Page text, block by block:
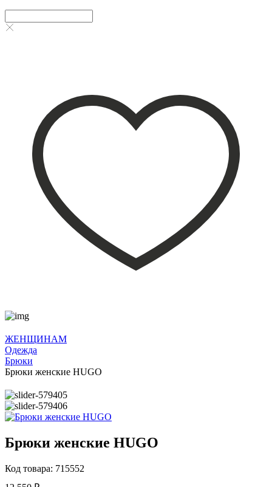
ЖЕНЩИНАМ
Одежда
Брюки
Брюки женские HUGO
Брюки женские HUGO
Код товара: 715552